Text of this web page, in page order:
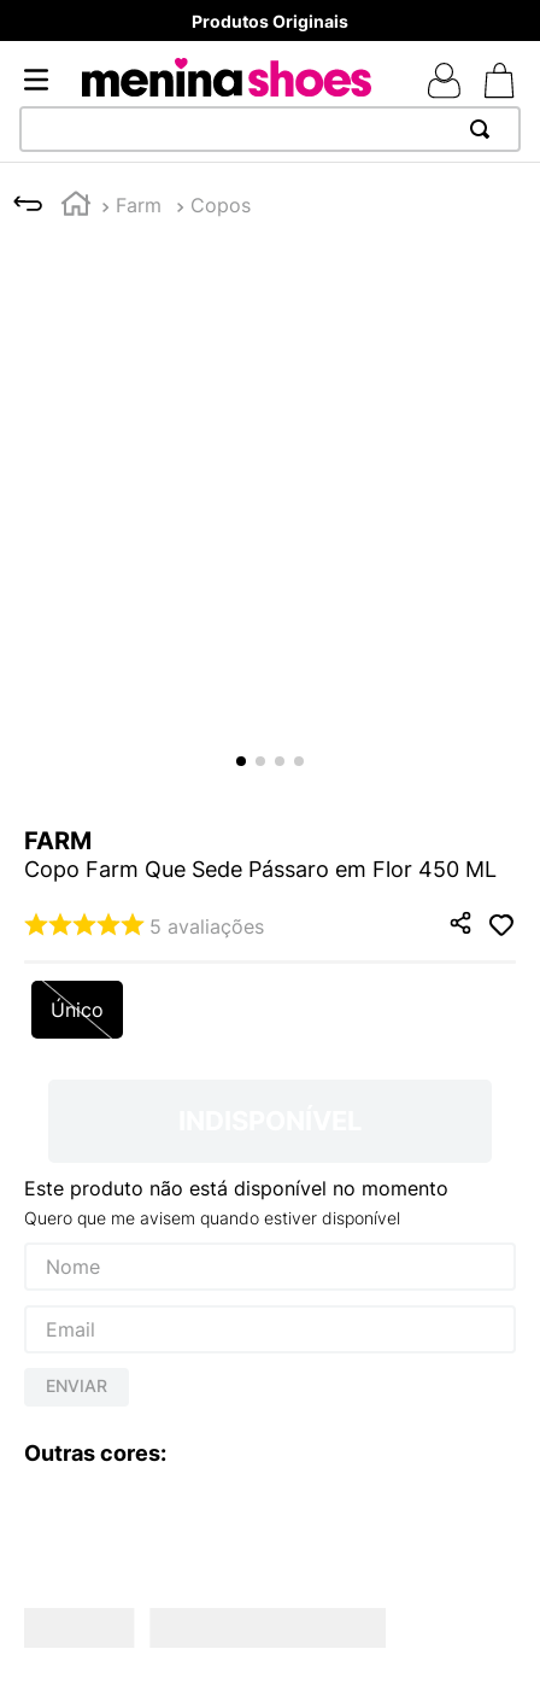
Produtos Originais
Farm Copos
FARM
Copo Farm Que Sede Pássaro em Flor 450 ML
5 avaliações
Único
Este produto não está disponível no momento
Quero que me avisem quando estiver disponível
ENVIAR
Outras cores:
1
TÊNIS NEWS BALANCE 530